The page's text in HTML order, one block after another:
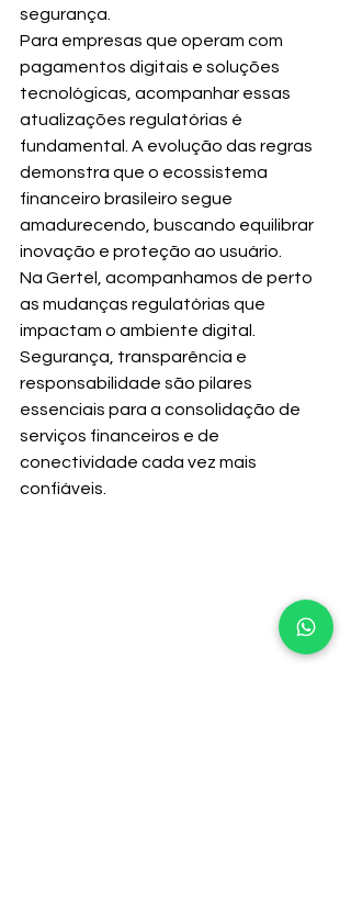
segurança.
Para empresas que operam com
pagamentos digitais e soluções
tecnológicas, acompanhar essas
atualizações regulatórias é
fundamental. A evolução das regras
demonstra que o ecossistema
financeiro brasileiro segue
amadurecendo, buscando equilibrar
inovação e proteção ao usuário.
Na Gertel, acompanhamos de perto
as mudanças regulatórias que
impactam o ambiente digital.
Segurança, transparência e
responsabilidade são pilares
essenciais para a consolidação de
serviços financeiros e de
conectividade cada vez mais
confiáveis.